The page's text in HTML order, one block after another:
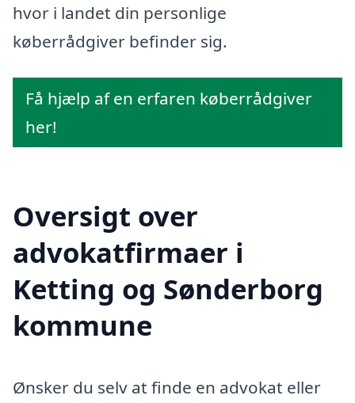
hvor i landet din personlige
køberrådgiver befinder sig.
Få hjælp af en erfaren køberrådgiver
her!
Oversigt over
advokatfirmaer i
Ketting og Sønderborg
kommune
Ønsker du selv at finde en advokat eller